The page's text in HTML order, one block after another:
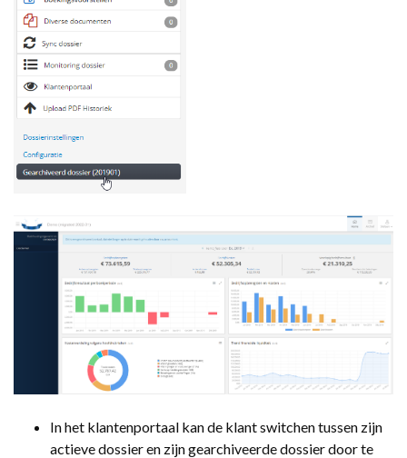
In het klantenportaal kan de klant switchen tussen zijn
actieve dossier en zijn gearchiveerde dossier door te